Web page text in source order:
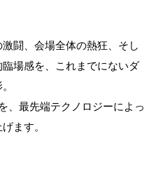
闘、会場全体の熱狂、そし
場感を、これまでにないダ
、最先端テクノロジーによっ
ます。